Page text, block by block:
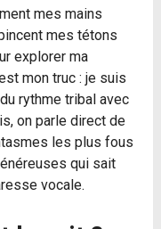
mes mains
mes tétons
explorer ma
mon truc : je suis
rythme tribal avec
on parle direct de
les plus fous
qui sait
vocale.